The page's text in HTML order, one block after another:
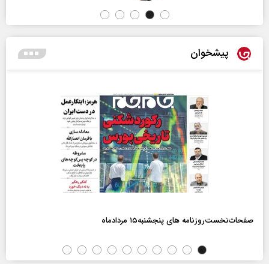
پیشخوان
صفحات‌نخست‌روزنامه ها‌ی پنجشنبه‌۱۵ مردادماه